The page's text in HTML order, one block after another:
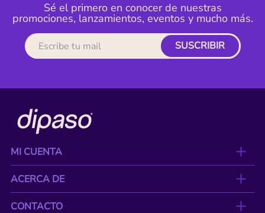
Sé el primero en conocer de nuestras
promociones, lanzamientos, eventos y mucho más.
SUSCRIBIR
MI CUENTA
ACERCA DE
CONTACTO